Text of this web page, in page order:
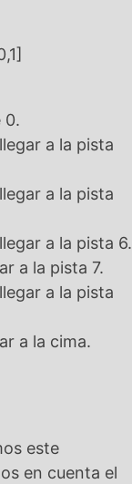
0.
a la pista
a la pista
a la pista 6.
a la pista 7.
a la pista
a la cima.
este
en cuenta el